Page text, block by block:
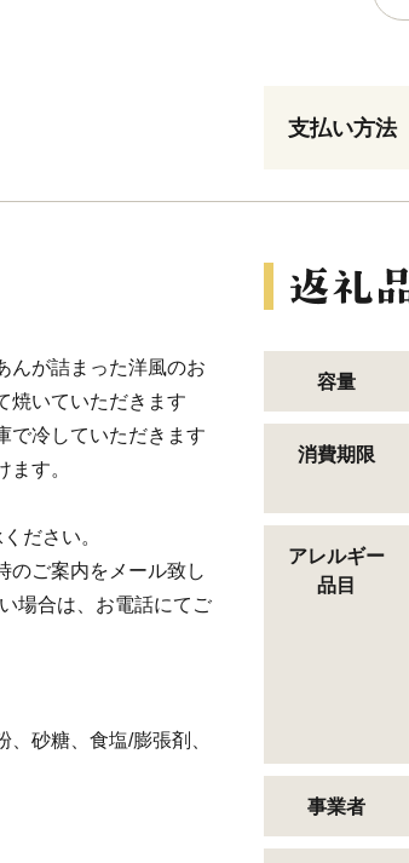
支払い方法
んが詰まった洋風のお
焼いていただきます
で冷していただきます
す。
ださい。
のご案内をメール致し
場合は、お電話にてご
砂糖、食塩/膨張剤、
容量
消費期限
アレルギー
品目
事業者